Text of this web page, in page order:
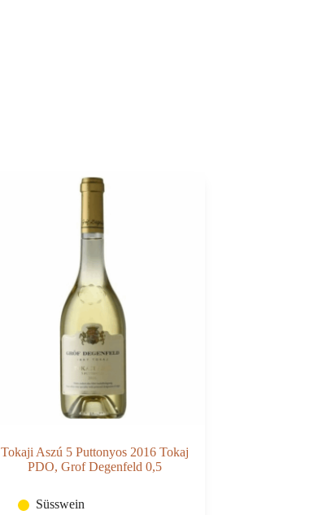
Tokaji Aszú 5 Puttonyos 2016 Tokaj
PDO, Grof Degenfeld 0,5
Süsswein